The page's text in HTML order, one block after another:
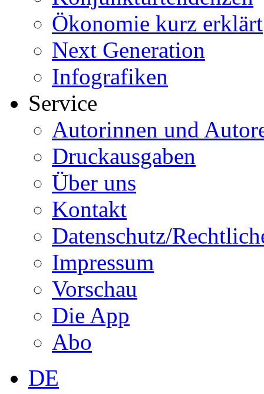
Ökonomie kurz erklärt
Next Generation
Infografiken
Service
Autorinnen und
Druckausgaben
Über uns
Kontakt
Datenschutz/
Impressum
Vorschau
Die App
Abo
DE